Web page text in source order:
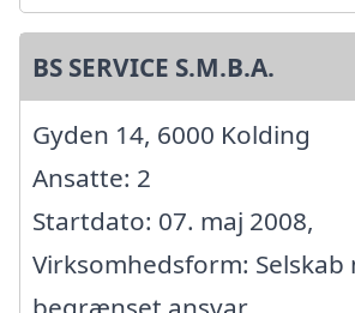
BS SERVICE S.M.B.A.
Gyden 14, 6000 Kolding
Ansatte: 2
Startdato: 07. maj 2008,
Virksomhedsform: Selskab